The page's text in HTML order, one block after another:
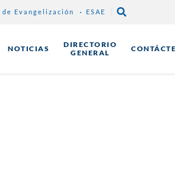
Evangelización ESAE
NOTICIAS
DIRECTORIO
GENERAL